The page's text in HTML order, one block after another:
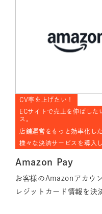
CV率を上げたい！
ECサイトで売上を伸ばし
ス。
店舗運営をもっと効率化し
様々な決済サービスを導入
Amazon Pay
お客様のAmazonアカウ
レジットカード情報を決